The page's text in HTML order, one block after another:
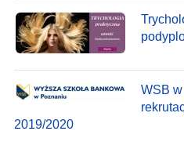
WSB w
2019/2020